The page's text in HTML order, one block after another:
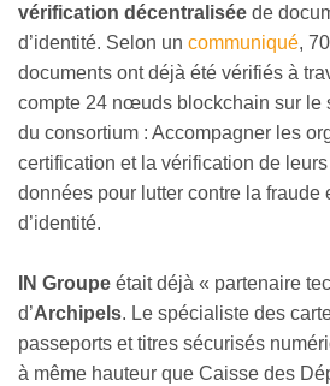
vérification décentralisée de
d’identité. Selon un communiqué,
documents ont déjà été vérifiés à
compte 24 nœuds blockchain sur le
du consortium : Accompagner les
certification et la vérification de
données pour lutter contre la fraude
d’identité.
IN Groupe était déjà « partenaire
d’Archipels. Le spécialiste des
passeports et titres sécurisés
à même hauteur que Caisse des